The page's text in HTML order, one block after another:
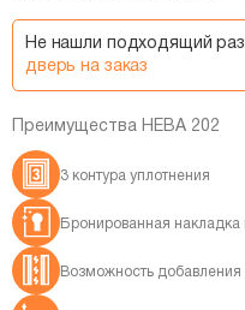
Не нашли подходящий
дверь на заказ
Преимущества НЕВА 202
3 контура уплотнения
Бронированная накладка
Возможность добавления